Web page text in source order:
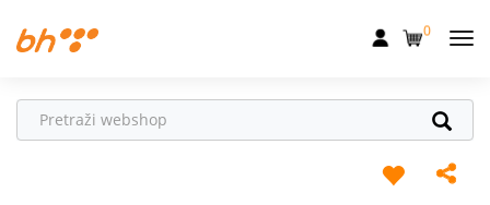
Fiksna
0